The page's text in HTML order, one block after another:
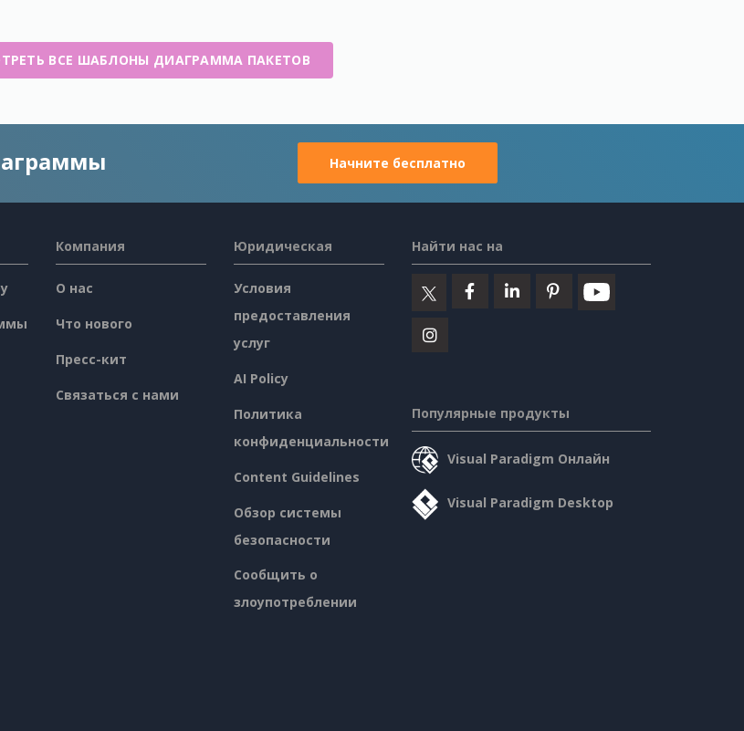
ВСЕ ШАБЛОНЫ ДИАГРАММА ПАКЕТОВ
Начните бесплатно
Компания
О нас
Что нового
Пресс-кит
Связаться с нами
Юридическая
Условия
предоставления
услуг
AI Policy
Политика
конфиденциальности
Content Guidelines
Обзор системы
безопасности
Сообщить о
злоупотреблении
Найти нас на
Популярные продукты
Visual Paradigm Онлайн
Visual Paradigm Desktop